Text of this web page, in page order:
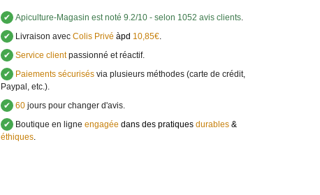
✔ Apiculture-Magasin est noté 9.2/10 - selon 1052 avis clients.
✔ Livraison avecColis Privé àpd 10,85€.
✔ Service clientpassionné et réactif.
✔ Paiements sécurisésvia plusieurs méthodes (carte de crédit,
Paypal, etc.).
✔ 60jours pour changer d'avis.
✔ Boutique en ligne engagée dans des pratiques durables&
éthiques.